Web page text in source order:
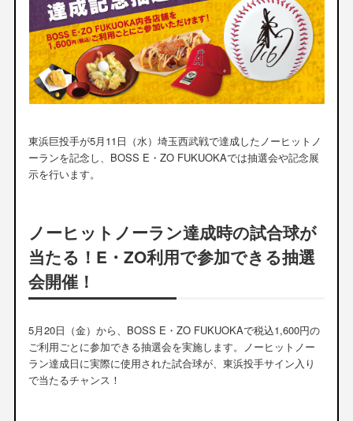
東浜巨投手が5月11日（水）埼玉西武戦で達成したノーヒットノ
ーランを記念し、BOSS E・ZO FUKUOKAでは抽選会や記念展
示を行います。
ノーヒットノーラン達成時の試合球が
当たる！E・ZO利用で参加できる抽選
会開催！
5月20日（金）から、BOSS E・ZO FUKUOKAで税込1,600円の
ご利用ごとに参加できる抽選会を実施します。ノーヒットノー
ラン達成日に実際に使用された試合球が、東浜投手サイン入り
で当たるチャンス！